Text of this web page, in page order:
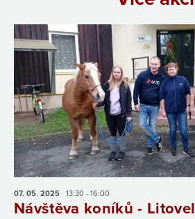
07. 05. 2025 13:30 - 16:00
Návštěva koníků - Litovel